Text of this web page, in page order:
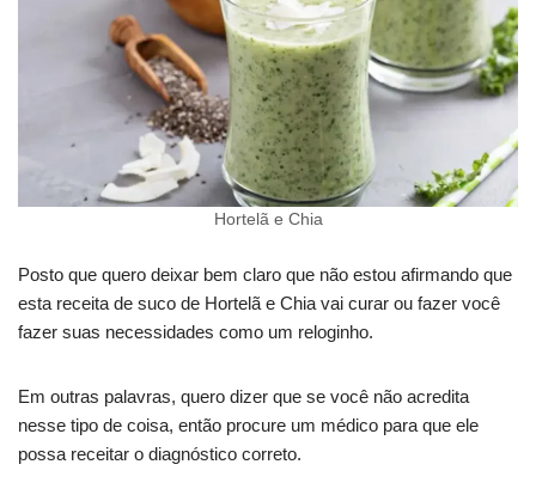
Hortelã e Chia
Posto que quero deixar bem claro que não estou afirmando que
esta receita de suco de Hortelã e Chia vai curar ou fazer você
fazer suas necessidades como um reloginho.
Em outras palavras, quero dizer que se você não acredita
nesse tipo de coisa, então procure um médico para que ele
possa receitar o diagnóstico correto.